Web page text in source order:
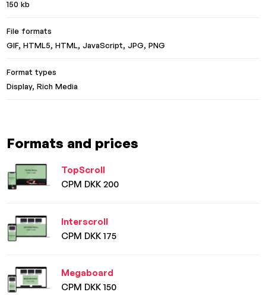
150 kb
File formats
GIF, HTML5, HTML, JavaScript, JPG, PNG
Format types
Display, Rich Media
Formats and prices
TopScroll
CPM DKK 200
Interscroll
CPM DKK 175
Megaboard
CPM DKK 150